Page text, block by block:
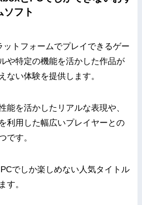
ソフト
ットフォームでプレイできるゲー
や特定の機能を活かした作品が
ない体験を提供します。
能を活かしたリアルな表現や、
利用した幅広いプレイヤーとの
です。
でしか楽しめない人気タイトル
す。